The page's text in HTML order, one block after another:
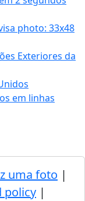
photo: 33x48
Exteriores da
em linhas
uma foto |
policy |